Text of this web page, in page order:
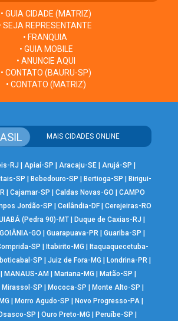
• GUIA CIDADE (MATRIZ)
SEJA REPRESENTANTE
• FRANQUIA
• GUIA MOBILE
• ANUNCIE AQUI
• CONTATO (BAURU-SP)
• CONTATO (MATRIZ)
MAIS CIDADES ONLINE
RJ | Apiaí-SP | Aracaju-SE| Arujá-SP |
SP | Bebedouro-SP | Bertioga-SP | Birigui-
|Cajamar-SP |Caldas Novas-GO |CAMPO
Jordão-SP | Ceilândia-DF| Cerejeiras-RO
(Pedra 90)-MT| Duque de Caxias-RJ |
GOIÂNIA-GO |Guarapuava-PR |Guariba-SP |
SP |Itabirito-MG |Itaquaquecetuba-
SP |Juiz de Fora-MG |Londrina-PR |
|MANAUS-AM |Mariana-MG |Matão-SP |
Mirassol-SP |Mococa-SP |Monte Alto-SP |
|Morro Agudo-SP |Novo Progresso-PA |
SP |Ouro Preto-MG |Peruíbe-SP |